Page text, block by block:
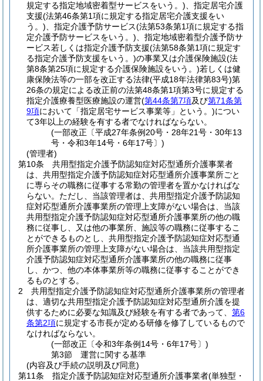
規定する指定地域密着型サービスをいう。) 、指定居宅介護
支援(法第46条第1項に規定する指定居宅介護支援をい
う。) 、指定介護予防サービス(法第53条第1項に規定する指
定介護予防サービスをいう。) 、指定地域密着型介護予防サ
ービス若しくは指定介護予防支援(法第58条第1項に規定す
る指定介護予防支援をいう。)の事業又は介護保険施設(法
第8条第25項に規定する介護保険施設をいう。)若しくは健
康保険法等の一部を改正する法律(平成18年法律第83号)第
26条の規定による改正前の法第48条第1項第3号に規定する
指定介護療養型医療施設の運営(第44条第7項及び第71条第
9項において「指定居宅サービス事業等」という。)につい
て3年以上の経験を有する者でなければならない。
(一部改正〔平成27年条例20号・28年21号・30年13
号・令和3年14号・6年17号〕)
(管理者)
第10条
共用型指定介護予防認知症対応型通所介護事業者
は、共用型指定介護予防認知症対応型通所介護事業所ごと
に専らその職務に従事する常勤の管理者を置かなければな
らない。 ただし、当該管理者は、共用型指定介護予防認知
症対応型通所介護事業所の管理上支障がない場合は、当該
共用型指定介護予防認知症対応型通所介護事業所の他の職
務に従事し、又は他の事業所、施設等の職務に従事するこ
とができるものとし、共用型指定介護予防認知症対応型通
所介護事業所の管理上支障がない場合は、当該共用型指定
介護予防認知症対応型通所介護事業所の他の職務に従事
し、かつ、他の本体事業所等の職務に従事することができ
るものとする。
2
共用型指定介護予防認知症対応型通所介護事業所の管理者
は、適切な共用型指定介護予防認知症対応型通所介護を提
供するために必要な知識及び経験を有する者であって、 第6
条第2項に規定する市長が定める研修を修了しているもので
なければならない。
(一部改正〔令和3年条例14号・6年17号〕)
第3節
運営に関する基準
(内容及び手続の説明及び同意)
第11条
指定介護予防認知症対応型通所介護事業者(単独型・